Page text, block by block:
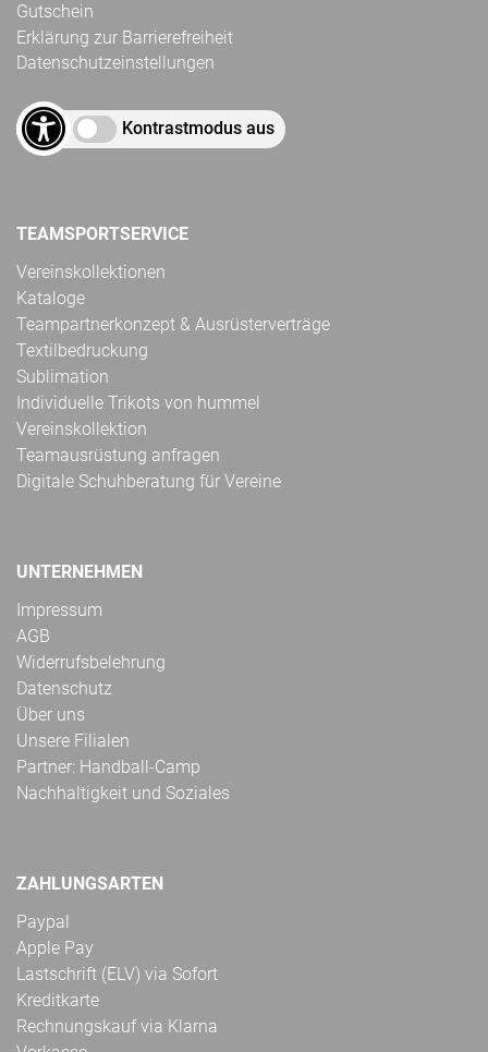
Gutschein
Erklärung zur Barrierefreiheit
Datenschutzeinstellungen
Kontrastmodus aus
TEAMSPORTSERVICE
Vereinskollektionen
Kataloge
Teampartnerkonzept & Ausrüsterverträge
Textilbedruckung
Sublimation
Individuelle Trikots von hummel
Vereinskollektion
Teamausrüstung anfragen
Digitale Schuhberatung für Vereine
UNTERNEHMEN
Impressum
AGB
Widerrufsbelehrung
Datenschutz
Über uns
Unsere Filialen
Partner: Handball-Camp
Nachhaltigkeit und Soziales
ZAHLUNGSARTEN
Paypal
Apple Pay
Lastschrift (ELV) via Sofort
Kreditkarte
Rechnungskauf via Klarna